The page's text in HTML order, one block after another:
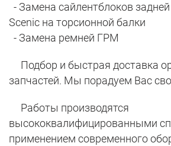
- Замена сайлентблоков
Scenic на торсионной балки
- Замена ремней ГРМ
Подбор и быстрая доставка
запчастей. Мы порадуем Вас
Работы производятся
высококвалифицированными
применением современного